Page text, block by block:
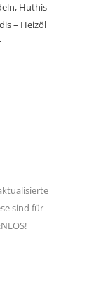
Huthis
– Heizöl
sind für